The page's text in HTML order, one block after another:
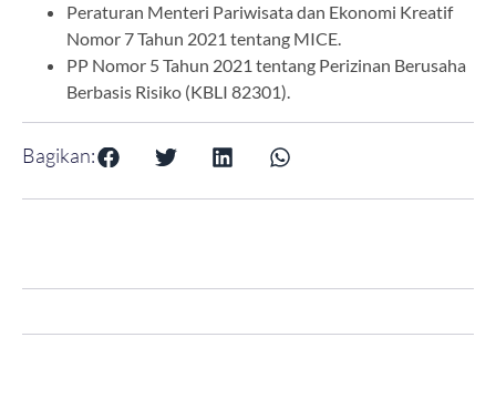
Peraturan Menteri Pariwisata dan Ekonomi Kreatif
Nomor 7 Tahun 2021 tentang MICE.
PP Nomor 5 Tahun 2021 tentang Perizinan Berusaha
Berbasis Risiko (KBLI 82301).
Bagikan: